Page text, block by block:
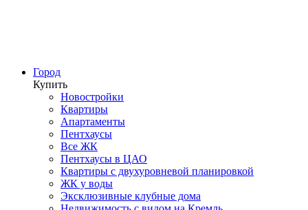
Город
Купить
Новостройки
Квартиры
Апартаменты
Пентхаусы
Все ЖК
Пентхаусы в ЦАО
Квартиры с двухуровневой планировкой
ЖК у воды
Эксклюзивные клубные дома